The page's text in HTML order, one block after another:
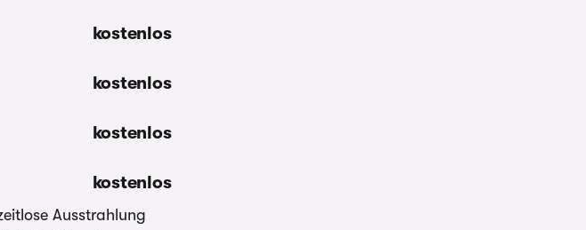
kostenlos
kostenlos
kostenlos
kostenlos
Ausstrahlung